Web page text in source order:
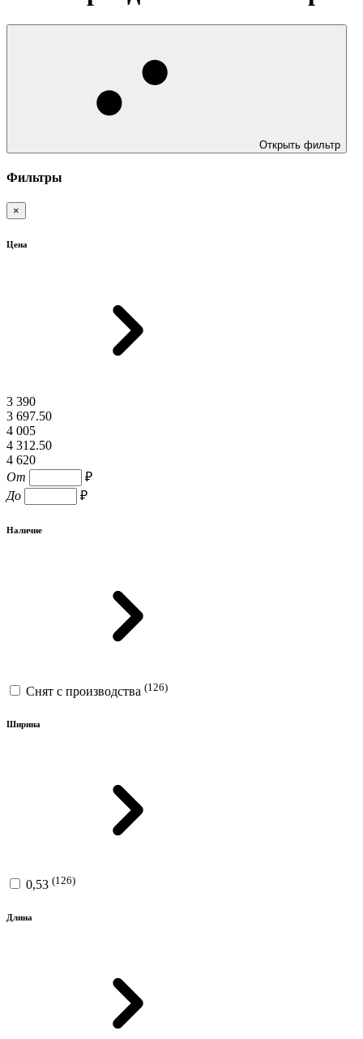
Открыть фильтр
Фильтры
×
Цена
3 390
3 697.50
4 005
4 312.50
4 620
От
₽
До
₽
Наличие
Снят с производства (126)
Ширина
0,53 (126)
Длина